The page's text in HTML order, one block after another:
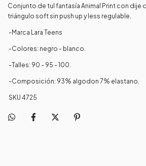
Conjunto de tul fantasía Animal Print con dije
triángulo soft sin push up y less regulable.
-Marca Lara Teens
-Colores: negro - blanco.
-Talles: 90 - 95 - 100.
-Composición: 93% algodon 7% elastano.
SKU 4725